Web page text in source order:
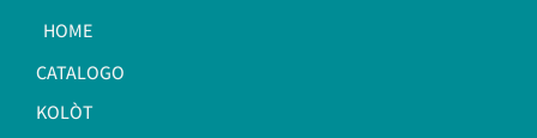
HOME
CATALOGO
KOLÒT